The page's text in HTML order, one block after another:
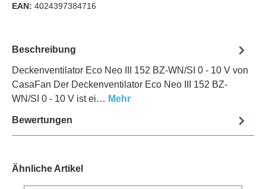
EAN: 4024397384716
Beschreibung
Deckenventilator Eco Neo III 152 BZ-WN/SI 0 - 10 V von
CasaFan Der Deckenventilator Eco Neo III 152 BZ-
WN/SI 0 - 10 V ist ei… Mehr
Bewertungen
Ähnliche Artikel